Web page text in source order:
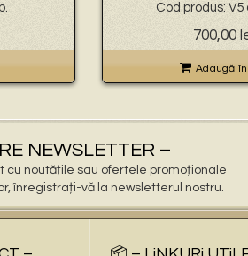
Cod produs: V5
700,00
Adaugă
NEWSLETTER –
cu noutățile sau ofertele promoționale
înregistrați-vă la newsletterul nostru.